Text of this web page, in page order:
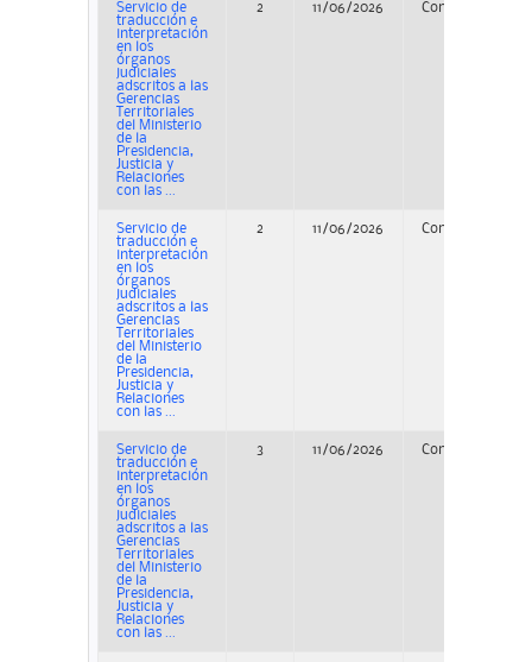
Servicio de
traducción e
interpretación
en los
órganos
judiciales
adscritos a las
Gerencias
Territoriales
del Ministerio
de la
Presidencia,
Justicia y
Relaciones
con las ...
2 11/06/2026 Concurso
Servicio de
traducción e
interpretación
en los
órganos
judiciales
adscritos a las
Gerencias
Territoriales
del Ministerio
de la
Presidencia,
Justicia y
Relaciones
con las ...
2 11/06/2026 Concurso
Servicio de
traducción e
interpretación
en los
órganos
judiciales
adscritos a las
Gerencias
Territoriales
del Ministerio
de la
Presidencia,
Justicia y
Relaciones
con las ...
3 11/06/2026 Concurso